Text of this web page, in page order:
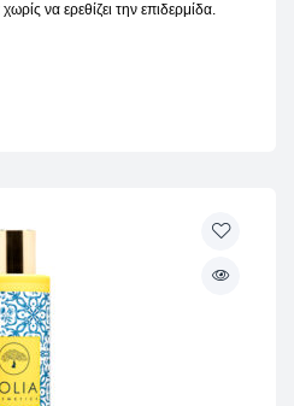
να ερεθίζει την επιδερμίδα.